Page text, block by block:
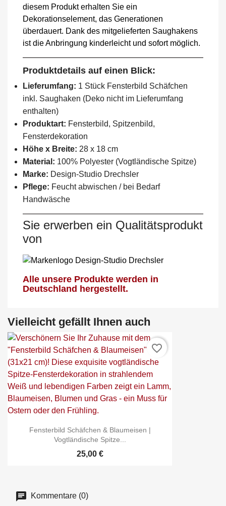
diesem Produkt erhalten Sie ein
Dekorationselement, das Generationen
überdauert. Dank des mitgelieferten Saughakens
ist die Anbringung kinderleicht und sofort möglich.
Produktdetails auf einen Blick:
Lieferumfang: 1 Stück Fensterbild Schäfchen
inkl. Saughaken (Deko nicht im Lieferumfang
enthalten)
Produktart: Fensterbild, Spitzenbild,
Fensterdekoration
Höhe x Breite: 28 x 18 cm
Material: 100% Polyester (Vogtländische Spitze)
Marke: Design-Studio Drechsler
Pflege: Feucht abwischen / bei Bedarf
Handwäsche
Sie erwerben ein Qualitätsprodukt
von
Alle unsere Produkte werden in
Deutschland hergestellt.
Vielleicht gefällt Ihnen auch
Fensterbild Schäfchen & Blaumeisen |
Vogtländische Spitze...
25,00 €
favorite_border
Kommentare (0)